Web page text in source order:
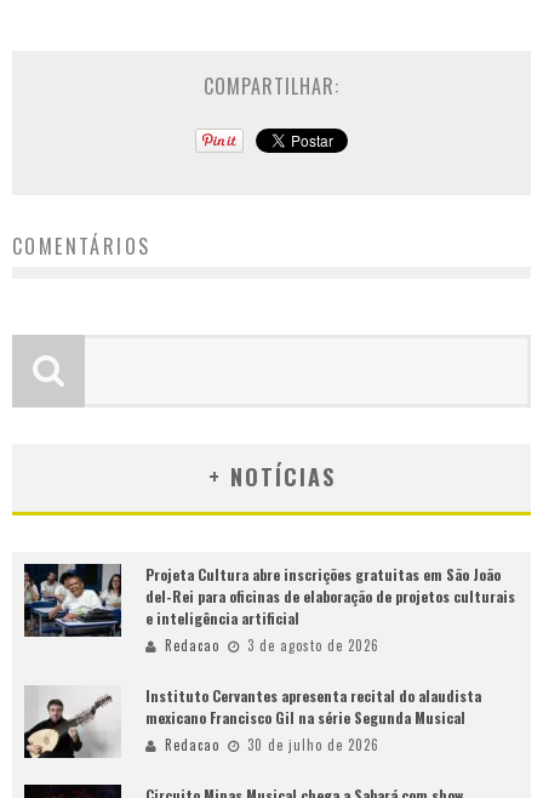
COMPARTILHAR:
COMENTÁRIOS
+ NOTÍCIAS
Projeta Cultura abre inscrições gratuitas em São João
del-Rei para oficinas de elaboração de projetos culturais
e inteligência artificial
Redacao 3 de agosto de 2026
Instituto Cervantes apresenta recital do alaudista
mexicano Francisco Gil na série Segunda Musical
Redacao 30 de julho de 2026